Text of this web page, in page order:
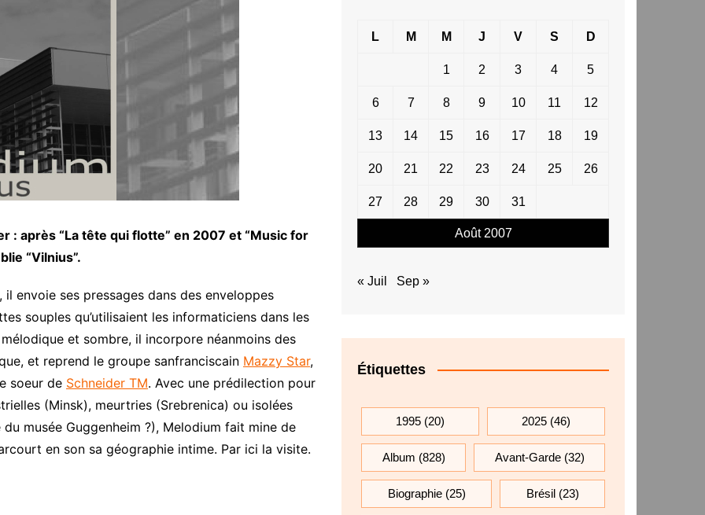
: après “La tête qui flotte” en 2007 et “Music for
“Vilnius”.
envoie ses pressages dans des enveloppes
souples qu’utilisaient les informaticiens dans les
et sombre, il incorpore néanmoins des
et reprend le groupe sanfranciscain Mazzy Star,
soeur de Schneider TM. Avec une prédilection pour
(Minsk), meurtries (Srebrenica) ou isolées
musée Guggenheim ?), Melodium fait mine de
en son sa géographie intime. Par ici la visite.
Août 2007
L M M J V S D
1 2 3 4 5
6 7 8 9 10 11 12
13 14 15 16 17 18 19
20 21 22 23 24 25 26
27 28 29 30 31
« Juil Sep »
Étiquettes
1995 (20) 2025 (46)
Album (828) Avant-Garde(32)
Biographie(25) Brésil(23)